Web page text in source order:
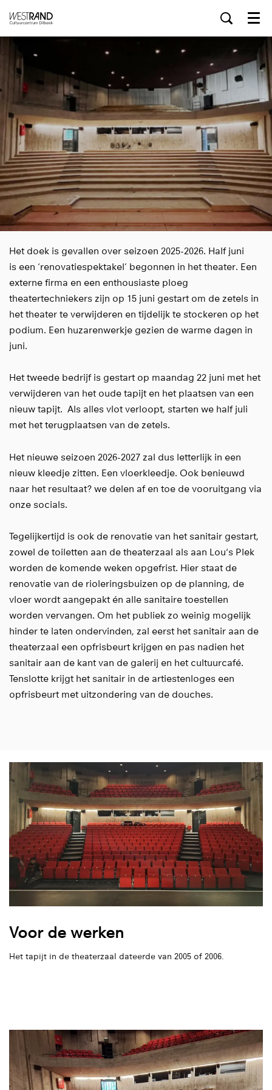
Menu
Het doek is gevallen over seizoen 2025-2026. Half juni
is een ‘renovatiespektakel’ begonnen in het theater. Een
externe firma en een enthousiaste ploeg
theatertechniekers zijn op 15 juni gestart om de zetels in
het theater te verwijderen en tijdelijk te stockeren op het
podium. Een huzarenwerkje gezien de warme dagen in
juni.
Het tweede bedrijf is gestart op maandag 22 juni met het
verwijderen van het oude tapijt en het plaatsen van een
nieuw tapijt. Als alles vlot verloopt, starten we half juli
met het terugplaatsen van de zetels.
Het nieuwe seizoen 2026-2027 zal dus letterlijk in een
nieuw kleedje zitten. Een vloerkleedje. Ook benieuwd
naar het resultaat? we delen af en toe de vooruitgang via
onze socials.
Tegelijkertijd is ook de renovatie van het sanitair gestart,
zowel de toiletten aan de theaterzaal als aan Lou's Plek
worden de komende weken opgefrist. Hier staat de
renovatie van de rioleringsbuizen op de planning, de
vloer wordt aangepakt én alle sanitaire toestellen
worden vervangen. Om het publiek zo weinig mogelijk
hinder te laten ondervinden, zal eerst het sanitair aan de
theaterzaal een opfrisbeurt krijgen en pas nadien het
sanitair aan de kant van de galerij en het cultuurcafé.
Tenslotte krijgt het sanitair in de artiestenloges een
opfrisbeurt met uitzondering van de douches.
Voor de werken
Het tapijt in de theaterzaal dateerde van 2005 of 2006.